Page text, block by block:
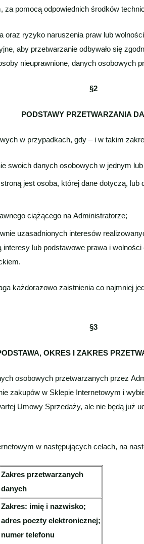
pomocą odpowiednich środków
ryzyko naruszenia praw lub
aby przetwarzanie odbywało się
nieuprawnione, danych osobowych
§2
PODSTAWY PRZETWARZANIA
w przypadkach, gdy – i w takim
swoich danych osobowych w jednym
jest osoba, której dane dotyczą,
ciążącego na Administratorze;
uzasadnionych interesów
lub podstawowe prawa i
każdorazowo zaistnienia co najmniej
§3
OKRES I ZAKRES
osobowych przetwarzanych przez
zakupów w Sklepie Internetowym i
Umowy Sprzedaży, ale nie będą już
w następujących celach, na
Zakres przetwarzanych
danych
Zakres: imię i nazwisko;
adres poczty elektronicznej;
numer telefonu